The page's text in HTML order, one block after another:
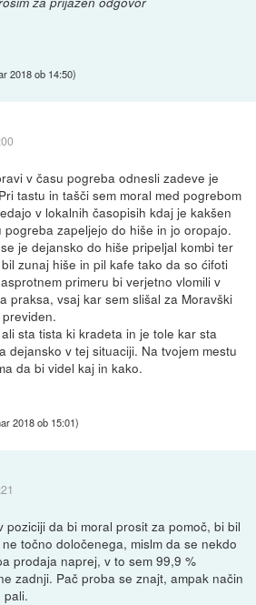
2018 ob 14:50)
v času pogreba odnesli zadeve je
tastu in tašči sem moral med pogrebom
v lokalnih časopisih kdaj je kakšen
zapeljejo do hiše in jo oropajo.
je dejansko do hiše pripeljal kombi ter
zunaj hiše in pil kafe tako da so ćifoti
primeru bi verjetno vlomili v
praksa, vsaj kar sem slišal za Moravški
sta tista ki kradeta in je tole kar sta
dejansko v tej situaciji. Na tvojem mestu
da bi videl kaj in kako.
2018 ob 15:01)
poziciji da bi moral prosit za pomoč, bi bil
točno določenega, mislm da se nekdo
prodaja naprej, v to sem 99,9 %
zadnji. Pač proba se znajt, ampak način
pali.